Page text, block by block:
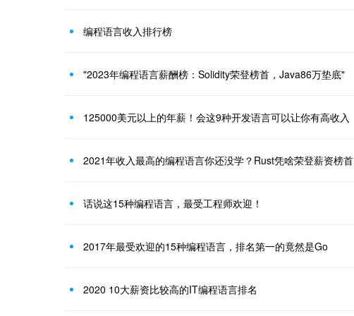
编程语言收入排行榜
"2023年编程语言薪酬榜：Solidity荣登榜首，Java86万垫底"
125000美元以上的年薪！会这9种开发语言可以让你有高收入
2021年收入最高的编程语言你还没学？Rust凭啥荣登薪资榜首
话说这15种编程语言，最受工程师欢迎！
2017年最受欢迎的15种编程语言，排名第一的竟然是Go
2020 10大薪资比较高的IT编程语言排名